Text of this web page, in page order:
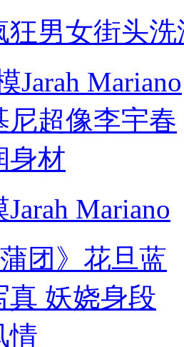
狂男女街头洗
Mariano